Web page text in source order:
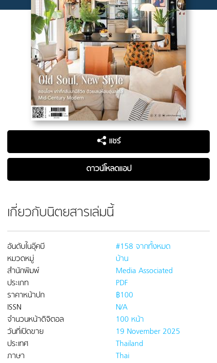
แชร์
ดาวน์โหลดแอป
เกี่ยวกับนิตยสารเล่มนี้
อันดับในอุ๊คบี
#158 จากทั้งหมด
หมวดหมู่
บ้าน
สำนักพิมพ์
Media Associated
ประเภท
PDF
ราคาหน้าปก
฿100
ISSN
N/A
จำนวนหน้าดิจิตอล
100 หน้า
วันที่เปิดขาย
19 November 2025
ประเทศ
Thailand
ภาษา
Thai